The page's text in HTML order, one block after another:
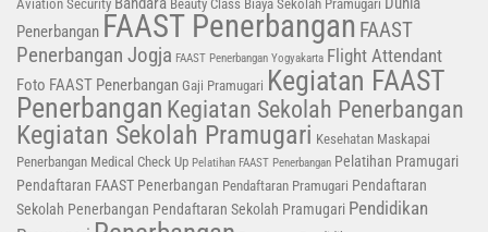
Aviation Security Beauty Class Biaya Sekolah Pramugari
Penerbangan FAAST Penerbangan FAAST
Penerbangan Jogja FAAST Penerbangan Yogyakarta Flight Attendant
Foto FAAST Penerbangan Gaji Pramugari Kegiatan FAAST
Penerbangan Kegiatan Sekolah Penerbangan
Kegiatan Sekolah Pramugari Kesehatan Maskapai
Penerbangan Medical Check Up Pelatihan FAAST Penerbangan Pelatihan Pramugari
Pendaftaran FAAST Penerbangan Pendaftaran Pramugari Pendaftaran
Sekolah Penerbangan Pendaftaran Sekolah Pramugari Pendidikan